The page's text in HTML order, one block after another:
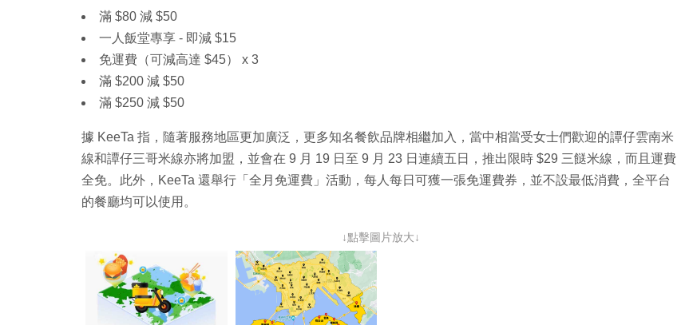
滿 $80 減 $50
一人飯堂專享 - 即減 $15
免運費（可減高達 $45） x 3
滿 $200 減 $50
滿 $250 減 $50
據 KeeTa 指，隨著服務地區更加廣泛，更多知名餐飲品牌相繼加入，當中相當受女士們歡迎的譚仔雲南米
線和譚仔三哥米線亦將加盟，並會在 9 月 19 日至 9 月 23 日連續五日，推出限時 $29 三餸米線，而且運費
全免。此外，KeeTa 還舉行「全月免運費」活動，每人每日可獲一張免運費券，並不設最低消費，全平台
的餐廳均可以使用。
↓點擊圖片放大↓